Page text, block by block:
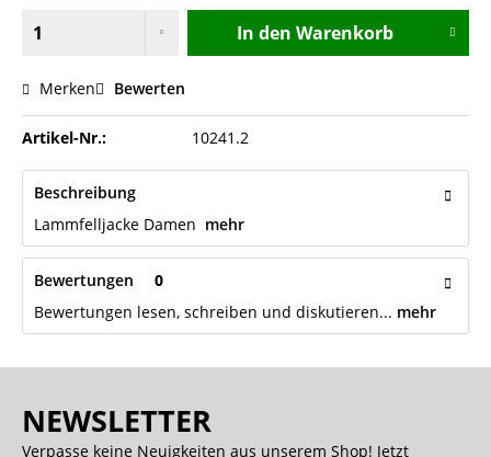
In den Warenkorb
Merken Bewerten
Artikel-Nr.: 10241.2
Beschreibung
Lammfelljacke Damen mehr
Bewertungen
0
Bewertungen lesen, schreiben und diskutieren... mehr
NEWSLETTER
Verpasse keine Neuigkeiten aus unserem Shop! Jetzt